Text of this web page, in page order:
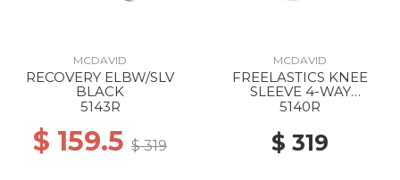
MCDAVID
RECOVERY ELBW/SLV
BLACK
5143R
$ 159.5 $ 319
MCDAVID
FREELASTICS KNEE
SLEEVE 4-WAY
SEAMLESS ELASTIC
5140R
$ 319